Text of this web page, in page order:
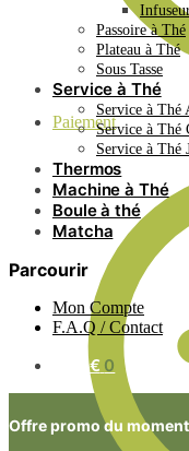
Paiement
Passoire à Thé
Plateau à Thé
Sous Tasse
Service à Thé
Service à Thé
Service à Thé
Service à Thé
Thermos
Machine à Thé
Boule à thé
Matcha
Parcourir
Mon Compte
F.A.Q / Contact
0.00€ 0
Offre promo du